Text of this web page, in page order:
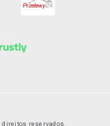
direitos reservados.